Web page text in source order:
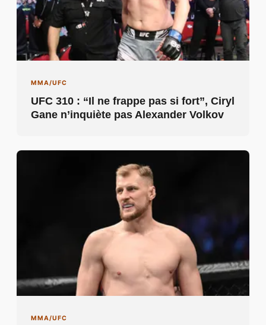
MMA/UFC
UFC 310 : “Il ne frappe pas si fort”, Ciryl
Gane n’inquiète pas Alexander Volkov
MMA/UFC